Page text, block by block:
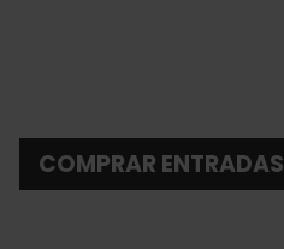
COMPRAR ENTRADAS